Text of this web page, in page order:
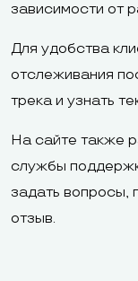
зависимости от
Для удобства
отслеживания
трека и узнать
На сайте также
службы
задать вопросы,
отзыв.